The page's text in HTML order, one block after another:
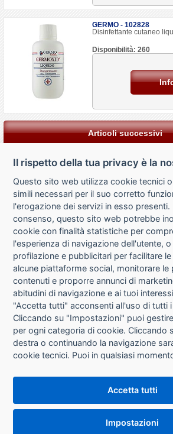
GERMO - 102828
Disinfettante cutaneo
Disponibilità: 260
Articoli successivi
CHI SIAMO
CONTATTI
CONDIZIONI DI
RICHIESTA RECESSO
PRIVACY
Il rispetto della tua privacy è la
Questo sito web utilizza cookie tecnici
simili necessari per il suo corretto
l'erogazione dei servizi in esso presenti.
consenso, questo sito web potrebbe
cookie con finalità statistiche per
l'esperienza di navigazione dell'utente,
profilazione e pubblicitari per facilitare
alcune piattaforme social, monitorare le
contenuti e proporre annunci di
abitudini di navigazione e ai tuoi
"Accetta tutti" acconsenti all'uso di tutti
Cliccando su "Impostazioni" puoi
per ogni categoria di cookie. Cliccando
destra o continuando la navigazione
cookie tecnici. Puoi in qualsiasi
che si trova in fondo alle pagine del
informazioni consulta la nostra
Accetta tutti
Impostazioni